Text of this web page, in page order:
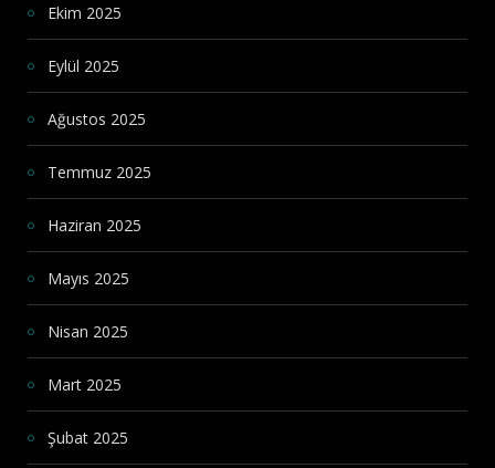
Ekim 2025
Eylül 2025
Ağustos 2025
Temmuz 2025
Haziran 2025
Mayıs 2025
Nisan 2025
Mart 2025
Şubat 2025